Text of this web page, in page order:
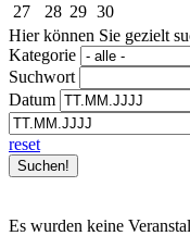
27
28 29 30
Hier können Sie gezielt
Kategorie
Suchwort
Datum
reset
Es wurden keine